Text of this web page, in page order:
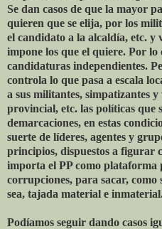
Se dan casos de que la mayor
quieren que se elija, por los
el candidato a la alcaldía, etc. y
impone los que el quiere. Por
candidaturas independientes.
controla lo que pasa a escala
a sus militantes, simpatizantes
provincial, etc. las políticas que
demarcaciones, en estas
suerte de líderes, agentes y
principios, dispuestos a figurar
importa el PP como plataforma
corrupciones, para sacar, como
sea, tajada material e
Podíamos seguir dando casos